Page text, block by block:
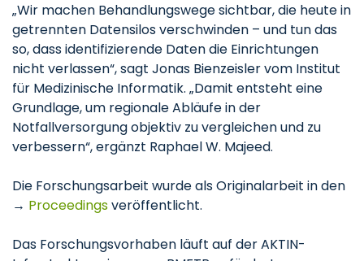
„Wir machen Behandlungswege sichtbar, die heute in
getrennten Datensilos verschwinden – und tun das
so, dass identifizierende Daten die Einrichtungen
nicht verlassen“, sagt Jonas Bienzeisler vom Institut
für Medizinische Informatik. „Damit entsteht eine
Grundlage, um regionale Abläufe in der
Notfallversorgung objektiv zu vergleichen und zu
verbessern“, ergänzt Raphael W. Majeed.
Die Forschungsarbeit wurde als Originalarbeit in den
→ Proceedingsveröffentlicht.
Das Forschungsvorhaben läuft auf der AKTIN-